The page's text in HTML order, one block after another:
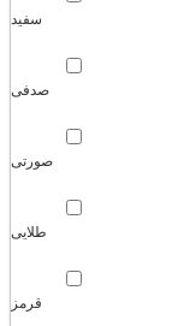
سفید
صدفی
صورتی
طلایی
قرمز